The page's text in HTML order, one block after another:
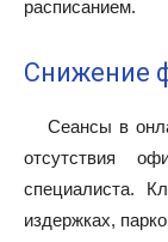
расписанием.
Снижение
Сеансы в
отсутствия
специалиста.
издержках,